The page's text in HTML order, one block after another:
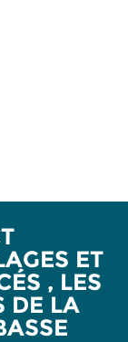
ET
, LES
DE LA